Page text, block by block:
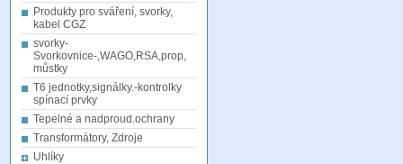
Produkty pro sváření, svorky,
kabel CGZ
svorky-
Svorkovnice-,WAGO,RSA,prop,
můstky
T6 jednotky,signálky.-kontrolky
spínací prvky
Tepelné a nadproud.ochrany
Transformátory, Zdroje
Uhlíky